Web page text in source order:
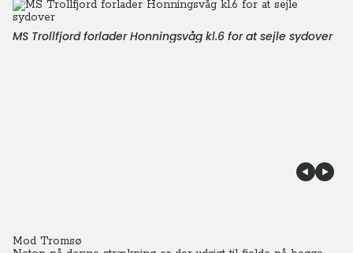
MS Trollfjord forlader Honningsvåg kl.6 for at sejle sydover
Mod Tromsø